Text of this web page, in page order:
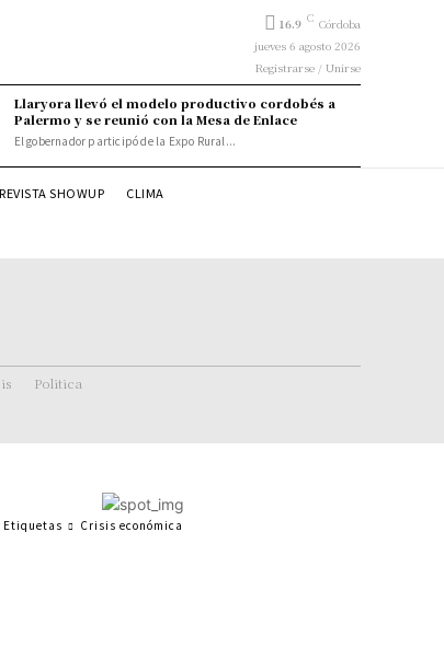
16.9 C Córdoba
jueves 6 agosto 2026
Registrarse / Unirse
Llaryora llevó el modelo productivo cordobés a
Palermo y se reunió con la Mesa de Enlace
El gobernador participó de la Expo Rural...
REVISTA SHOWUP CLIMA
Politica
Etiquetas Crisis económica